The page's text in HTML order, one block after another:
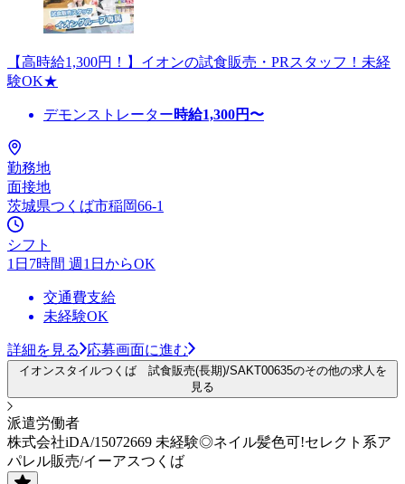
【高時給1,300円！】イオンの試食販売・PRスタッフ！未経
験OK★
デモンストレーター時給1,300円〜
勤務地
面接地
茨城県つくば市稲岡66-1
シフト
1日7時間 週1日からOK
交通費支給
未経験OK
詳細を見る 応募画面に進む
イオンスタイルつくば 試食販売(長期)/SAKT00635のその他の求人を
見る
派遣労働者
株式会社iDA/15072669 未経験◎ネイル髪色可!セレクト系ア
パレル販売/イーアスつくば